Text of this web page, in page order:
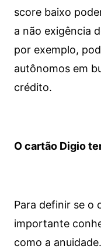
score baixo
a não exigência
por exemplo,
autônomos em
crédito.
O cartão Digio
Para definir se o
importante
como a